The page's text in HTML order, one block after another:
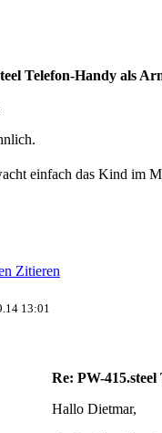
Telefon-Handy als
einfach das Kind im
Zitieren
13:01
Re: PW-
Hallo Dietmar,